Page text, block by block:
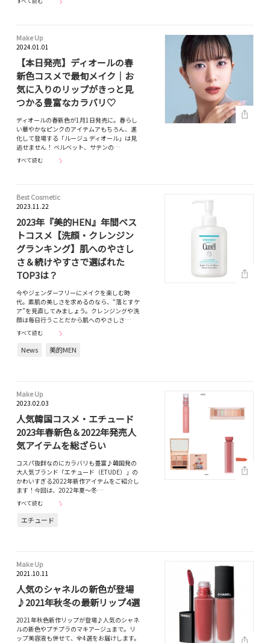
Make Up
2024.01.01
【本日発売】ディオールの春
新色コスメで最旬メイク｜お
気に入りのリップがきっと見
つかる豊富なカラバリ♡
ディオールの春新色が1月1日発売に。春らし
い華やかなピンクのアイテムアもちろん、進
化して登場する「ルージュ ディオール」は見
逃せません！ ベルベット、サテンの…
すべて読む
Best Cosmetic
2023.11.22
2023年『美的HEN』年間ベス
トコスメ【洗顔・クレンジン
グランキング】肌へのやさし
さ＆続けやすさで選ばれた
TOP3は？
今やジェンダーフリーにメイクを楽しむ時
代。素肌の美しさを求めるのなら、“落とすケ
ア”を見直してみましょう。クレンジングや洗
顔は毎日行うことだから肌へのやさしさ…
すべて読む
News 美的MEN
Make Up
2023.02.03
人気韓国コスメ・エチュード
2023年春新色＆2022年発売人
気アイテムを総ざらい
コスパ抜群なのにカラバリも豊富♪韓国発の
大人気ブランド「エチュード（ETUDE）」の
かわいすぎる2022年新作アイテムをご紹介し
ます！今回は、2022年夏〜冬…
すべて読む
エチュード
Make Up
2021.10.11
人気のシャネルの新色が登場
♪2021年秋冬の最新リップ4選
2021年秋色新作リップが登場♪人気のシャネ
ルの新色やプチプラのマキアージュまで。リ
ップ美容液も併せて、全4選をお届けします。